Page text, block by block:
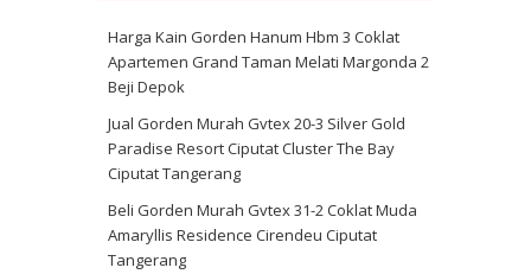
Harga Kain Gorden Hanum Hbm 3 Coklat
Apartemen Grand Taman Melati Margonda 2
Beji Depok
Jual Gorden Murah Gvtex 20-3 Silver Gold
Paradise Resort Ciputat Cluster The Bay
Ciputat Tangerang
Beli Gorden Murah Gvtex 31-2 Coklat Muda
Amaryllis Residence Cirendeu Ciputat
Tangerang